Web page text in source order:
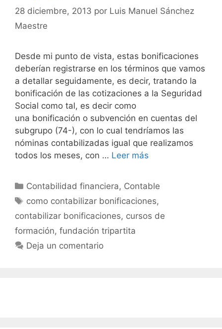
28 diciembre, 2013 por Luis Manuel Sánchez
Maestre
Desde mi punto de vista, estas bonificaciones
deberían registrarse en los términos que vamos
a detallar seguidamente, es decir, tratando la
bonificación de las cotizaciones a la Seguridad
Social como tal, es decir como
una bonificación o subvención en cuentas del
subgrupo (74-), con lo cual tendríamos las
nóminas contabilizadas igual que realizamos
todos los meses, con … Leer más
Categorías
Contabilidad financiera, Contable
Etiquetas
como contabilizar bonificaciones,
contabilizar bonificaciones, cursos de
formación, fundación tripartita
Deja un comentario